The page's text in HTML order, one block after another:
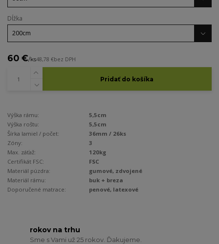
Dĺžka
60 €/ks48,78 €bez DPH
Pridať do košíka
Výška rámu:
5,5cm
Výška roštu:
5,5cm
Šírka lamiel / počet:
36mm / 26ks
Zóny:
3
Max. záťaž:
120kg
Certifikát FSC:
FSC
Materiál púzdra:
gumové, zdvojené
Materiál rámu:
buk + breza
Doporučené matrace:
penové, latexové
rokov na trhu
Sme s Vami už 25 rokov. Ďakujeme.